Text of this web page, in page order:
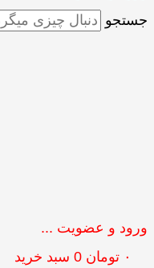
جستجو
ورود و عضویت ...
۰ تومان 0 سبد خرید